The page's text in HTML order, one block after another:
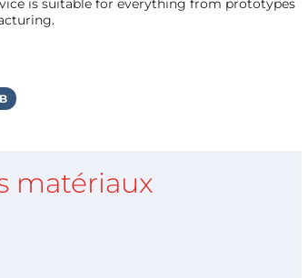
is suitable for everything from prototypes
matériaux